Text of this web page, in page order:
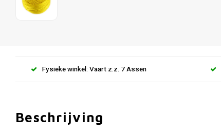
Fysieke winkel: Vaart z.z. 7 Assen
Beschrijving